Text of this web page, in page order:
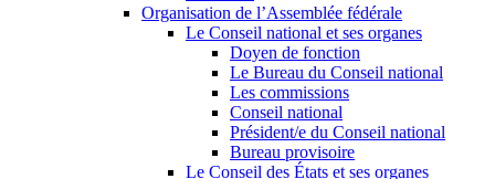
Organisation de l’Assemblée fédérale
Le Conseil national et ses organes
Doyen de fonction
Le Bureau du Conseil national
Les commissions
Conseil national
Président/e du Conseil national
Bureau provisoire
Le Conseil des États et ses organes